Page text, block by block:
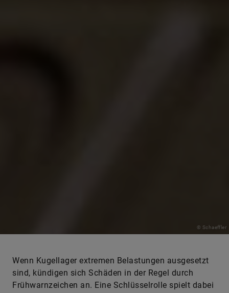
© Schaeffler
Wenn Kugellager extremen Belastungen ausgesetzt
sind, kündigen sich Schäden in der Regel durch
Frühwarnzeichen an. Eine Schlüsselrolle spielt dabei